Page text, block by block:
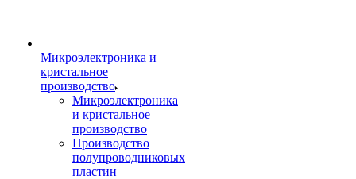
Микроэлектроника и
кристальное
производство
Микроэлектроника
и кристальное
производство
Производство
полупроводниковых
пластин